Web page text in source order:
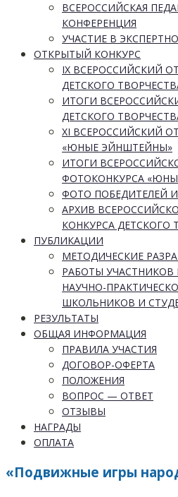
ВСЕРОССИЙСКАЯ
КОНФЕРЕНЦИЯ
УЧАСТИЕ В
ОТКРЫТЫЙ КОНКУРС
IX ВСЕРОССИЙСКИЙ
ДЕТСКОГО
ИТОГИ
ДЕТСКОГО
XI ВСЕРОССИЙСКИЙ
«ЮНЫЕ ЭЙНШТЕЙНЫ»
ИТОГИ
ФОТОКОНКУРСА
ФОТО ПОБЕДИТЕЛЕЙ
АРХИВ
КОНКУРСА ДЕТСКОГО
ПУБЛИКАЦИИ
МЕТОДИЧЕСКИЕ
РАБОТЫ
НАУЧНО-
ШКОЛЬНИКОВ И
РЕЗУЛЬТАТЫ
ОБЩАЯ ИНФОРМАЦИЯ
ПРАВИЛА УЧАСТИЯ
ДОГОВОР-ОФЕРТА
ПОЛОЖЕНИЯ
ВОПРОС — ОТВЕТ
ОТЗЫВЫ
НАГРАДЫ
ОПЛАТА
«Подвижные игры